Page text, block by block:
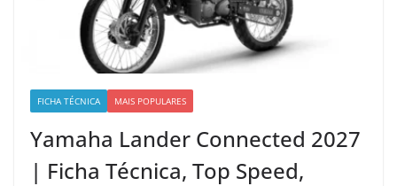
FICHA TÉCNICA MAIS POPULARES
Yamaha Lander Connected 2027
| Ficha Técnica, Top Speed,